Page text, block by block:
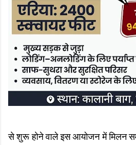
से शुरू होने वाले इस आयोजन में मिलन